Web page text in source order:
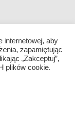
internetowej, aby
zapamiętując
„Zakceptuj”,
plików cookie.